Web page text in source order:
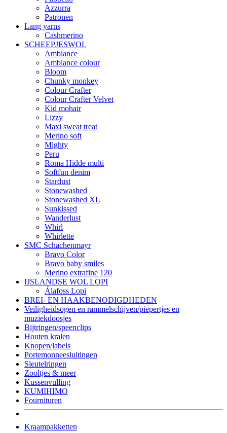
Azzurra
Patronen
Lang yarns
Cashmerino
SCHEEPJESWOL
Ambiance
Ambiance colour
Bloom
Chunky monkey
Colour Crafter
Colour Crafter Velvet
Kid mohair
Lizzy
Maxi sweat treat
Merino soft
Mighty
Peru
Roma Hidde multi
Softfun denim
Stardust
Stonewashed
Stonewashed XL
Sunkissed
Wanderlust
Whirl
Whirlette
SMC Schachenmayr
Bravo Color
Bravo baby smiles
Merino extrafine 120
IJSLANDSE WOL LOPI
Álafoss Lopi
BREI- EN HAAKBENODIGDHEDEN
Veiligheidsogen en rammelschijven/piepertjes en
muziekdoosjes
Bijtringen/speenclips
Houten kralen
Knopen/labels
Portemonneesluitingen
Sleutelringen
Zooltjes & meer
Kussenvulling
KUMIHIMO
Fournituren
Kraampakketten